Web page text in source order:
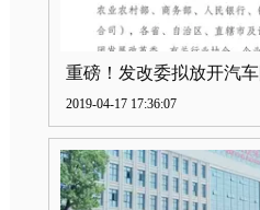
2019-04-17 17:36:07